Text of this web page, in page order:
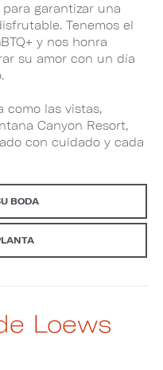
garantizar una
Tenemos el
y nos honra
su amor con un día
como las vistas,
Canyon Resort,
con cuidado y cada
BODA
Loews